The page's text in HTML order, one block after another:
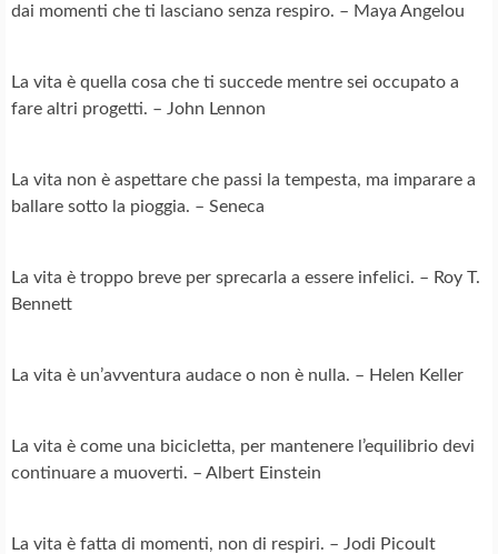
dai momenti che ti lasciano senza respiro. – Maya Angelou
La vita è quella cosa che ti succede mentre sei occupato a
fare altri progetti. – John Lennon
La vita non è aspettare che passi la tempesta, ma imparare a
ballare sotto la pioggia. – Seneca
La vita è troppo breve per sprecarla a essere infelici. – Roy T.
Bennett
La vita è un’avventura audace o non è nulla. – Helen Keller
La vita è come una bicicletta, per mantenere l’equilibrio devi
continuare a muoverti. – Albert Einstein
La vita è fatta di momenti, non di respiri. – Jodi Picoult